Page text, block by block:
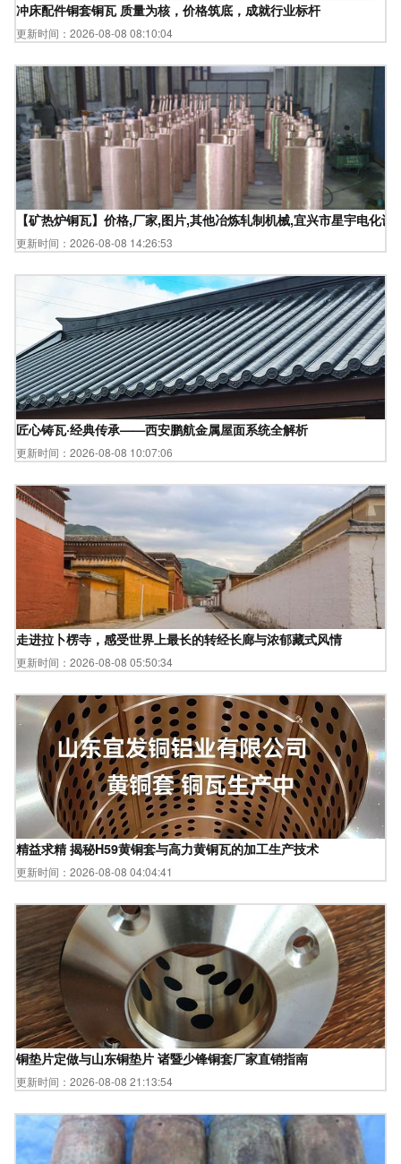
冲床配件铜套铜瓦 质量为核，价格筑底，成就行业标杆
更新时间：2026-08-08 08:10:04
【矿热炉铜瓦】价格,厂家,图片,其他冶炼轧制机械,宜兴市星宇电化设
更新时间：2026-08-08 14:26:53
匠心铸瓦·经典传承——西安鹏航金属屋面系统全解析
更新时间：2026-08-08 10:07:06
走进拉卜楞寺，感受世界上最长的转经长廊与浓郁藏式风情
更新时间：2026-08-08 05:50:34
精益求精 揭秘H59黄铜套与高力黄铜瓦的加工生产技术
更新时间：2026-08-08 04:04:41
铜垫片定做与山东铜垫片 诸暨少锋铜套厂家直销指南
更新时间：2026-08-08 21:13:54